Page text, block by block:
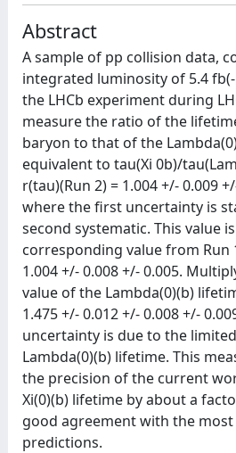
Abstract
A sample of pp collision data,
integrated luminosity of 5.4
the LHCb experiment during
measure the ratio of the
baryon to that of the
equivalent to tau(Xi 0b)/
r(tau)(Run 2) = 1.004 +/- 0.009
where the first uncertainty is
second systematic. This value
corresponding value from Run
1.004 +/- 0.008 +/- 0.005.
value of the Lambda(0)(b)
1.475 +/- 0.012 +/- 0.008 +/-
uncertainty is due to the
Lambda(0)(b) lifetime. This
the precision of the current
Xi(0)(b) lifetime by about a
good agreement with the
predictions.